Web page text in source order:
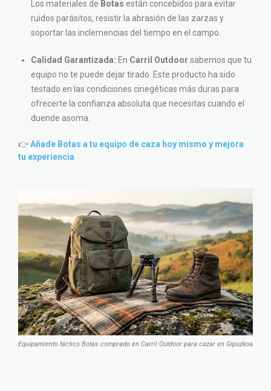
Los materiales de Botas están concebidos para evitar
ruidos parásitos, resistir la abrasión de las zarzas y
soportar las inclemencias del tiempo en el campo.
Calidad Garantizada: En Carril Outdoor sabemos que tu
equipo no te puede dejar tirado. Este producto ha sido
testado en las condiciones cinegéticas más duras para
ofrecerte la confianza absoluta que necesitas cuando el
duende asoma.
👉Añade Botas a tu equipo de caza hoy mismo y mejora
tu experiencia
Equipamiento táctico Botas comprado en Carril Outdoor para cazar en Gipuzkoa